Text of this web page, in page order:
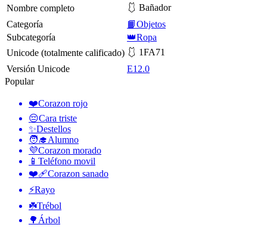
Nombre completo
🩱 Bañador
Categoría
📙Objetos
Subcategoría
👑Ropa
Unicode (totalmente calificado) 🩱 1FA71
Versión Unicode
E12.0
Popular
❤️Corazon rojo
😔Cara triste
✨Destellos
🧑‍🎓Alumno
💜Corazon morado
📱 Teléfono movil
❤️‍🩹Corazon sanado
⚡Rayo
☘️Trébol
🌳 Árbol